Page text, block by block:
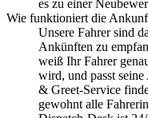
es zu einer
Wie funktioniert die
Unsere Fahrer sind
Ankünften zu
weiß Ihr Fahrer
wird, und passt
& Greet-Service
gewohnt alle